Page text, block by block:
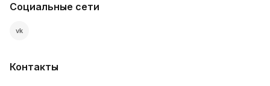
Социальные сети
vk
Контакты